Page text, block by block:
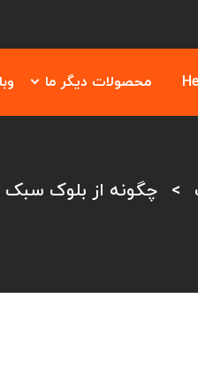
محصولات دیگر ما
>
چگونه از بلوک سبک